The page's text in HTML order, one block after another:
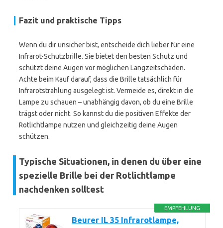
Fazit und praktische Tipps
Wenn du dir unsicher bist, entscheide dich lieber für eine
Infrarot-Schutzbrille. Sie bietet den besten Schutz und
schützt deine Augen vor möglichen Langzeitschäden.
Achte beim Kauf darauf, dass die Brille tatsächlich für
Infrarotstrahlung ausgelegt ist. Vermeide es, direkt in die
Lampe zu schauen – unabhängig davon, ob du eine Brille
trägst oder nicht. So kannst du die positiven Effekte der
Rotlichtlampe nutzen und gleichzeitig deine Augen
schützen.
Typische Situationen, in denen du über eine
spezielle Brille bei der Rotlichtlampe
nachdenken solltest
EMPFEHLUNG
Beurer IL 35 Infrarotlampe,